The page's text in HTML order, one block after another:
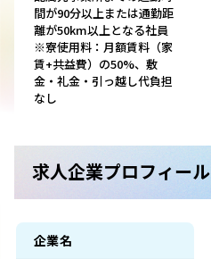
間が90分以上または通勤距
離が50km以上となる社員
※寮使用料：月額賃料（家
賃+共益費）の50%、敷
金・礼金・引っ越し代負担
なし
求人企業プロフィール
企業名